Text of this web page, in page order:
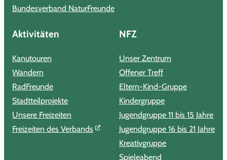
Bundesverband NaturFreunde
Aktivitäten
Kanutouren
Wandern
RadFreunde
Stadtteilprojekte
Unsere Freizeiten
Freizeiten des Verbands
NFZ
Unser Zentrum
Offener Treff
Eltern-Kind-Gruppe
Kindergruppe
Jugendgruppe 11 bis 15 Jahre
Jugendgruppe 16 bis 21 Jahre
Kreativgruppe
Spieleabend